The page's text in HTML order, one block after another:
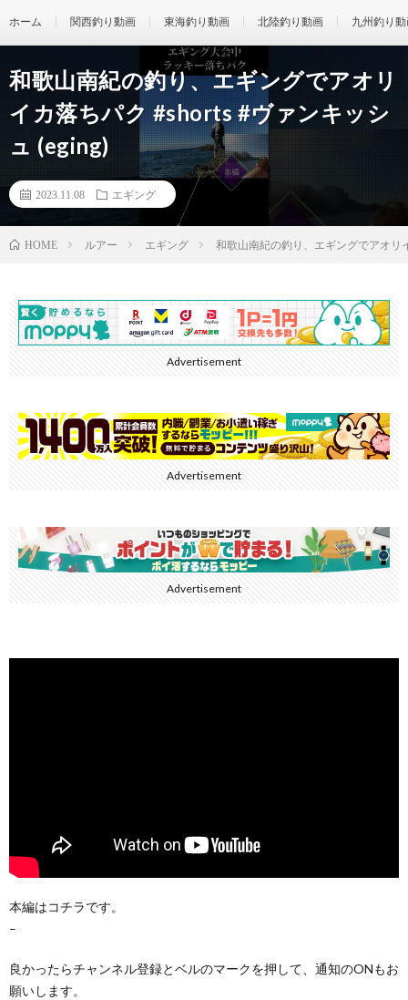
ホーム 関西釣り動画 東海釣り動画 北陸釣り動画 九州釣り
和歌山南紀の釣り、エギングでアオリ
イカ落ちパク #shorts #ヴァンキッシ
ュ (eging)
2023.11.08 エギング
HOME ルアー エギング 和歌山南紀の釣り、エギングでアオリ
Advertisement
Advertisement
Advertisement
本編はコチラです。
–
良かったらチャンネル登録とベルのマークを押して、通知のONもお
願いします。